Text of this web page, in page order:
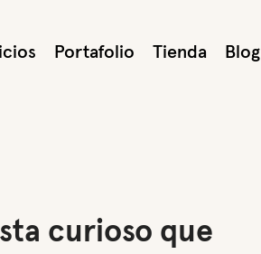
Portafolio Tienda Blog
curioso que